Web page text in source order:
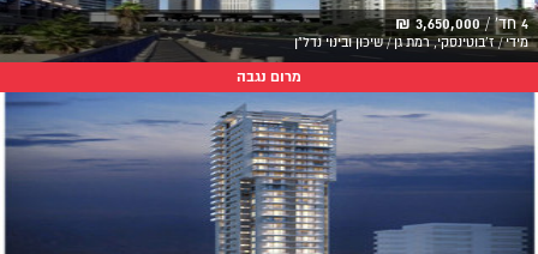
4 חד' / 3,650,000 ₪
מידי / ז'בוטינסקי, רמת גן / שיכון ובינוי נדל"ן
מרום נגבה